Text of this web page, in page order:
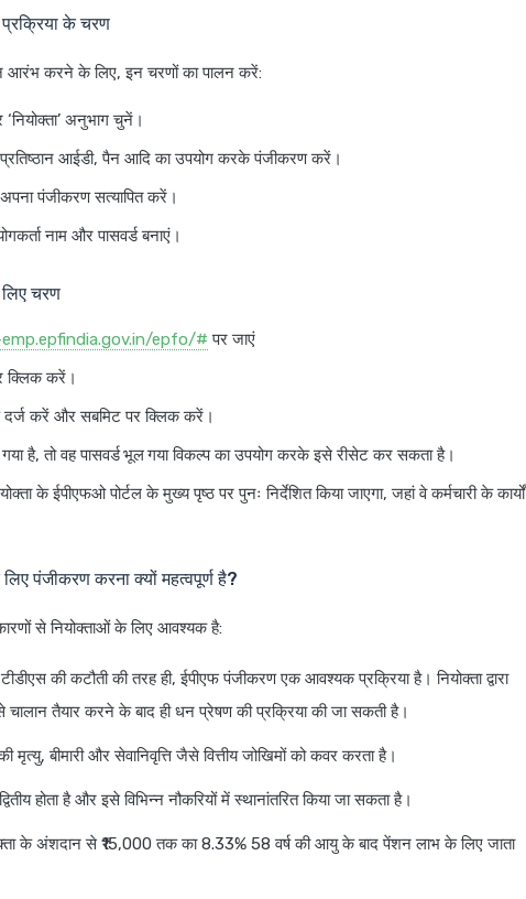
के चरण
आरंभ करने के लिए, इन चरणों का पालन करें:
अनुभाग चुनें।
आईडी, पैन आदि का उपयोग करके पंजीकरण करें।
पंजीकरण सत्यापित करें।
नाम और पासवर्ड बनाएं।
चरण
epfo/# पर जाएं
क्लिक करें।
दर्ज करें औरसबमिटपर क्लिक करें।
गया है, तो वहपासवर्ड भूल गयाविकल्प का उपयोग करके इसे रीसेट कर सकता है।
के ईपीएफओ पोर्टल के मुख्य पृष्ठ पर पुनः निर्देशित किया जाएगा, जहां वे कर्मचारी के कार्यों
पंजीकरण करना क्यों महत्वपूर्ण है?
से नियोक्ताओं के लिए आवश्यक है:
की कटौती की तरह ही, ईपीएफ पंजीकरण एक आवश्यक प्रक्रिया है। नियोक्ता द्वारा
चालान तैयार करने के बाद ही धन प्रेषण की प्रक्रिया की जा सकती है।
की मृत्यु, बीमारी और सेवानिवृत्ति जैसे वित्तीय जोखिमों को कवर करता है।
होता है और इसे विभिन्न नौकरियों में स्थानांतरित किया जा सकता है।
के अंशदान से ₹15,000 तक का 8.33% 58 वर्ष की आयु के बाद पेंशन लाभ के लिए जाता